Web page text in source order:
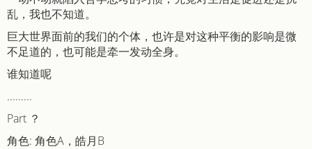
乱，我也不知道。
巨大世界面前的我们的个体，也许是对这种平衡的影响是微
不足道的，也可能是牵一发动全身。
谁知道呢
.........
Part ？
角色: 角色A，皓月B